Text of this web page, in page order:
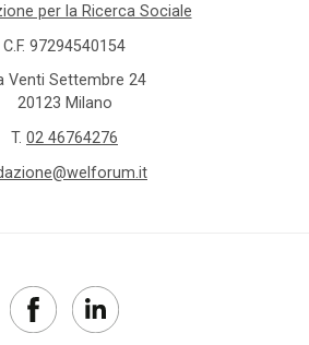
per la Ricerca Sociale
C.F. 97294540154
Venti Settembre 24
20123 Milano
T. 02 46764276